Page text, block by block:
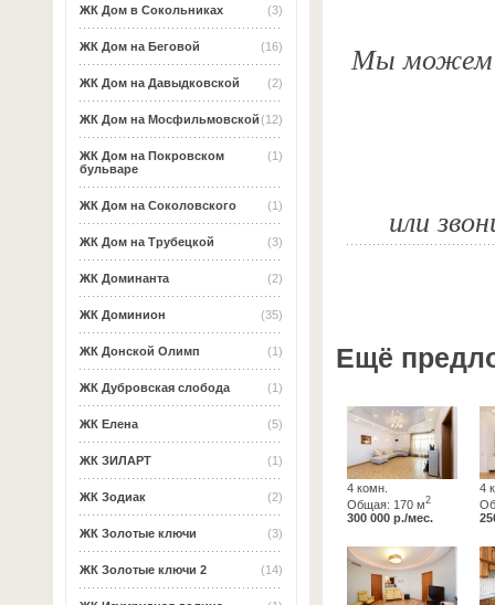
(3)
ЖК Дом в Сокольниках
(16)
ЖК Дом на Беговой
(2)
ЖК Дом на Давыдковской
(12)
ЖК Дом на Мосфильмовской
(1)
ЖК Дом на Покровском
бульваре
(1)
ЖК Дом на Соколовского
(3)
ЖК Дом на Трубецкой
(2)
ЖК Доминанта
(35)
ЖК Доминион
(1)
ЖК Донской Олимп
(1)
ЖК Дубровская слобода
(5)
ЖК Елена
(1)
ЖК ЗИЛАРТ
(2)
ЖК Зодиак
(3)
ЖК Золотые ключи
(14)
ЖК Золотые ключи 2
Мы можем
или
Ещё
4 комн.
Общая: 170 м2
300 000 р./мес.
4